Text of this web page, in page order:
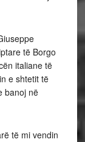
të Borgo
italiane të
e shtetit të
banoj në
të mi vendin